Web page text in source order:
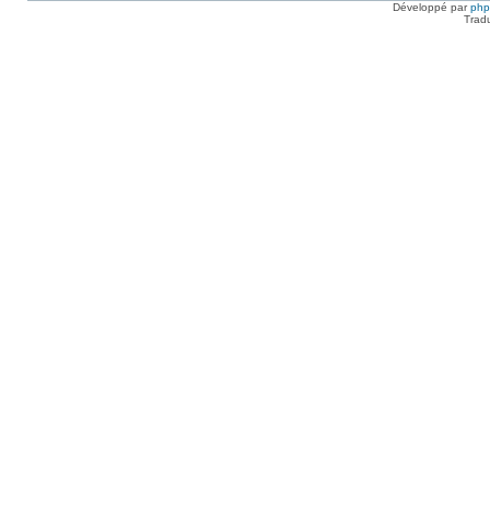
Développé par